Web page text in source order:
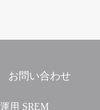
お問い合わせ
用 SREM